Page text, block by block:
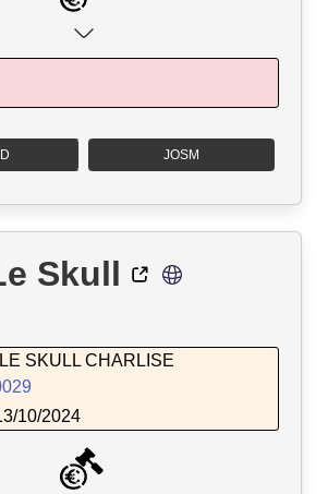
JOSM
Skull
SKULL CHARLISE
10/2024